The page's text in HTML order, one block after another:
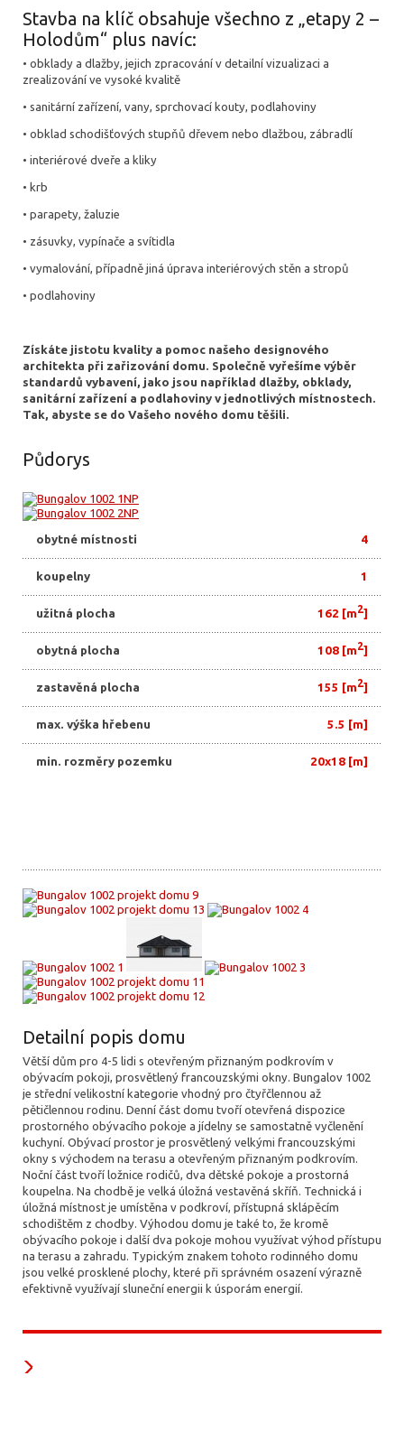
Stavba na klíč obsahuje všechno z „etapy 2 –
Holodům“ plus navíc:
• obklady a dlažby, jejich zpracování v detailní vizualizaci a
zrealizování ve vysoké kvalitě
• sanitární zařízení, vany, sprchovací kouty, podlahoviny
• obklad schodišťových stupňů dřevem nebo dlažbou, zábradlí
• interiérové dveře a kliky
• krb
• parapety, žaluzie
• zásuvky, vypínače a svítidla
• vymalování, případně jiná úprava interiérových stěn a stropů
• podlahoviny
Získáte jistotu kvality a pomoc našeho designového
architekta při zařizování domu. Společně vyřešíme výběr
standardů vybavení, jako jsou například dlažby, obklady,
sanitární zařízení a podlahoviny v jednotlivých místnostech.
Tak, abyste se do Vašeho nového domu těšili.
Půdorys
obytné místnosti 4
koupelny 1
užitná plocha 162 [m2]
obytná plocha 108 [m2]
zastavěná plocha 155 [m2]
max. výška hřebenu 5.5 [m]
min. rozměry pozemku 20x18 [m]
Detailní popis domu
Větší dům pro 4-5 lidi s otevřeným přiznaným podkrovím v
obývacím pokoji, prosvětlený francouzskými okny. Bungalov 1002
je střední velikostní kategorie vhodný pro čtyřčlennou až
pětičlennou rodinu. Denní část domu tvoří otevřená dispozice
prostorného obývacího pokoje a jídelny se samostatně vyčlenění
kuchyní. Obývací prostor je prosvětlený velkými francouzskými
okny s východem na terasu a otevřeným přiznaným podkrovím.
Noční část tvoří ložnice rodičů, dva dětské pokoje a prostorná
koupelna. Na chodbě je velká úložná vestavěná skříň. Technická i
úložná místnost je umístěna v podkroví, přístupná sklápěcím
schodištěm z chodby. Výhodou domu je také to, že kromě
obývacího pokoje i další dva pokoje mohou využívat výhod přístupu
na terasu a zahradu. Typickým znakem tohoto rodinného domu
jsou velké prosklené plochy, které při správném osazení výrazně
efektivně využívají sluneční energii k úsporám energií.